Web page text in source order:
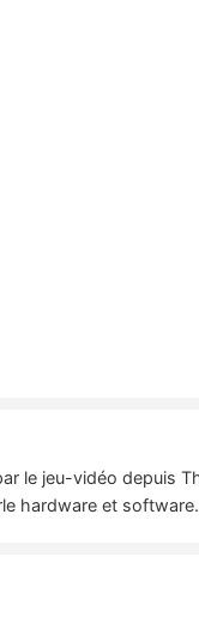
le jeu-vidéo depuis
hardware et software.